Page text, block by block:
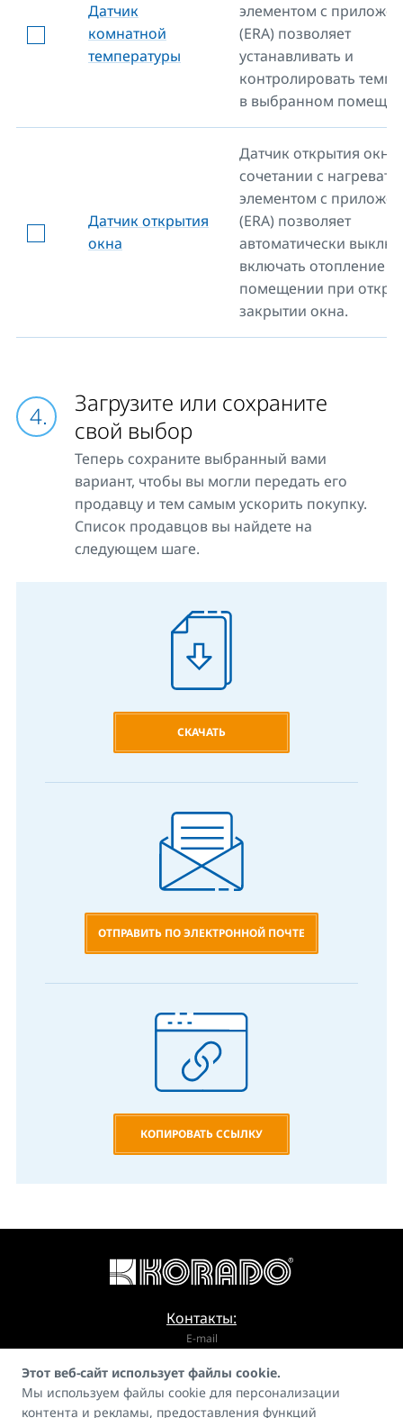
Датчик
комнатной
температуры
элементом с
(ERA) позволяет
устанавливать и
контролировать
в выбранном
Датчик открытия
окна
Датчик открытия окна
сочетании с
элементом с
(ERA) позволяет
автоматически
включать отопление в
помещении при
закрытии окна.
Загрузите или сохраните
свой выбор
Теперь сохраните выбранный вами
вариант, чтобы вы могли передать его
продавцу и тем самым ускорить покупку.
Список продавцов вы найдете на
следующем шаге.
СКАЧАТЬ
ОТПРАВИТЬ ПО ЭЛЕКТРОННОЙ ПОЧТЕ
КОПИРОВАТЬ ССЫЛКУ
Контакты:
E-mail
info@korado.cz
Этот веб-сайт использует файлы cookie.
Мы используем файлы cookie для персонализации
контента и рекламы, предоставления функций